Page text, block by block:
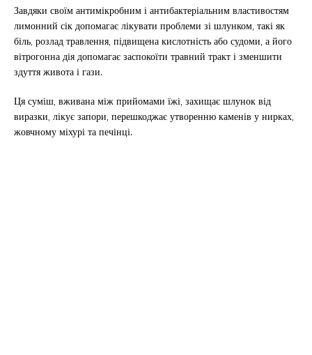
Завдяки своїм антимікробним і антибактеріальним властивостям
лимонний сік допомагає лікувати проблеми зі шлунком, такі як
біль, розлад травлення, підвищена кислотність або судоми, а його
вітрогонна дія допомагає заспокоїти травний тракт і зменшити
здуття живота і гази.
Ця суміш, вживана між прийомами їжі, захищає шлунок від
виразки, лікує запори, перешкоджає утворенню каменів у нирках,
жовчному міхурі та печінці.